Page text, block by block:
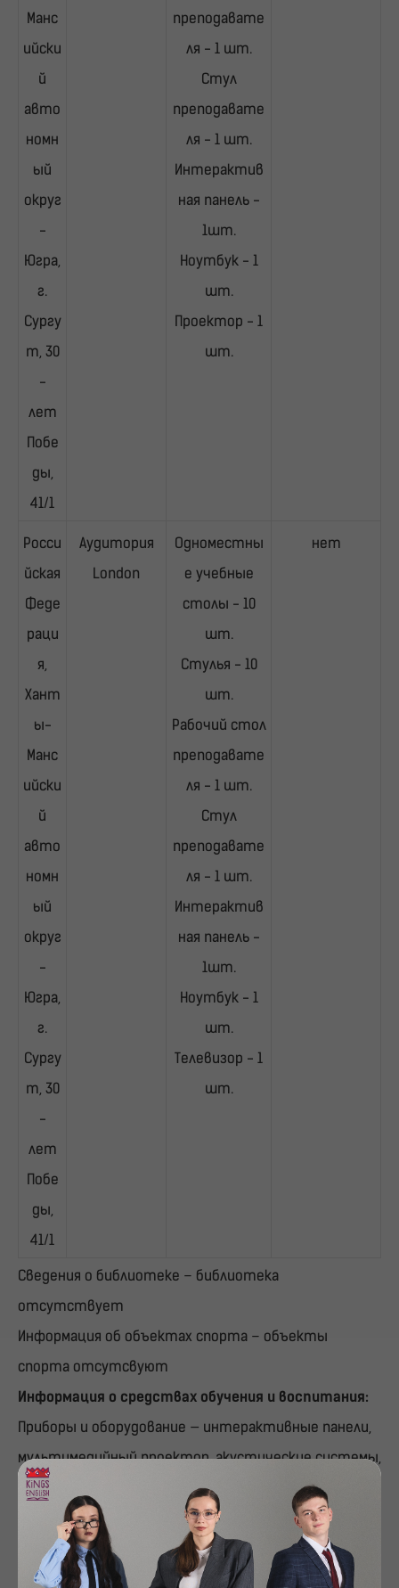
Манс
ийски
й
авто
номн
ый
округ
-
Югра,
г.
Сургу
т, 30
-
лет
Побе
ды,
41/1
преподавате
ля - 1 шт.
Стул
преподавате
ля - 1 шт.
Интерактив
ная панель -
1шт.
Ноутбук - 1
шт.
Проектор - 1
шт.
Росси
йская
Феде
раци
я,
Хант
ы-
Манс
ийски
й
авто
номн
ый
округ
-
Югра,
г.
Сургу
т, 30
-
лет
Побе
ды,
41/1
Аудитория
London
Одноместны
е учебные
столы - 10
шт.
Стулья - 10
шт.
Рабочий стол
преподавате
ля - 1 шт.
Стул
преподавате
ля - 1 шт.
Интерактив
ная панель -
1шт.
Ноутбук - 1
шт.
Телевизор - 1
шт.
нет
Сведения о библиотеке – библиотека
отсутствует
Информация об объектах спорта – объекты
спорта отсутсвуют
Информация о средствах обучения и воспитания:
Приборы и оборудование — интерактивные панели,
мультимедийный проектор, акустические системы,
МФУ.
Аппаратно-программные средства — ноутбуки /
персональные компьютеры, Wi-Fi оборудование,
программное обеспечение для видеоконференций.